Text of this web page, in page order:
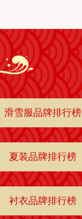
滑雪服品牌排行榜
夏装品牌排行榜
衬衣品牌排行榜